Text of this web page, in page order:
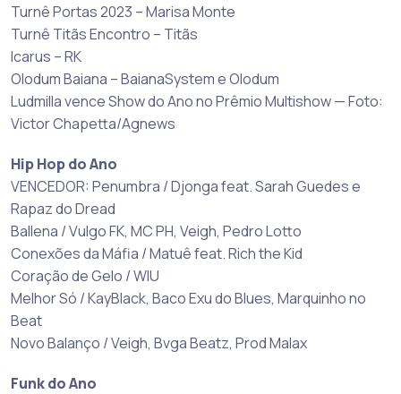
Turnê Portas 2023 – Marisa Monte
Turnê Titãs Encontro – Titãs
Icarus – RK
Olodum Baiana – BaianaSystem e Olodum
Ludmilla vence Show do Ano no Prêmio Multishow — Foto:
Victor Chapetta/Agnews
Hip Hop do Ano
VENCEDOR: Penumbra / Djonga feat. Sarah Guedes e
Rapaz do Dread
Ballena / Vulgo FK, MC PH, Veigh, Pedro Lotto
Conexões da Máfia / Matuê feat. Rich the Kid
Coração de Gelo / WIU
Melhor Só / KayBlack, Baco Exu do Blues, Marquinho no
Beat
Novo Balanço / Veigh, Bvga Beatz, Prod Malax
Funk do Ano